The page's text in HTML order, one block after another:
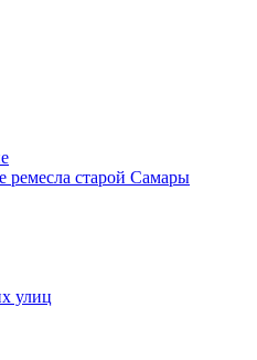
ремесла старой Самары
улиц